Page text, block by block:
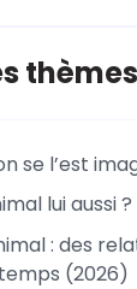
thèmes
se l’est
lui aussi
: des
(2026)